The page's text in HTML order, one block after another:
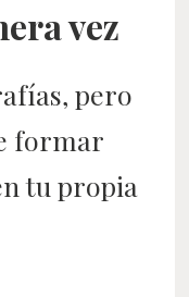
vez
pero
formar
tu propia